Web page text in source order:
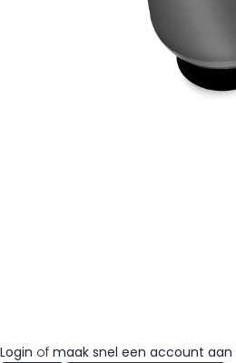
Login of maak snel een account aan